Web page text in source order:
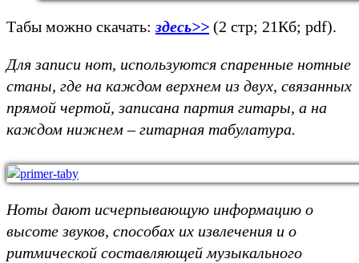
Табы можно скачать:здесь>> (2 стр; 21Кб; pdf).
Для записи нот, используются спаренные нотные
станы, где на каждом верхнем из двух, связанных
прямой чертой, записана партия гитары, а на
каждом нижнем – гитарная табулатура.
Ноты дают исчерпывающую информацию о
высоте звуков, способах их извлечения и о
ритмической составляющей музыкального